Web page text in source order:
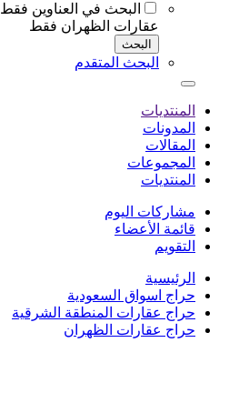
البحث في العناوين فقط
عقارات الظهران فقط
البحث
البحث المتقدم
المنتديات
المدونات
المقالات
المجموعات
المنتديات
مشاركات اليوم
قائمة الأعضاء
التقويم
الرئيسية
حراج اسواق السعودية
حراج عقارات المنطقة الشرقية
حراج عقارات الظهران